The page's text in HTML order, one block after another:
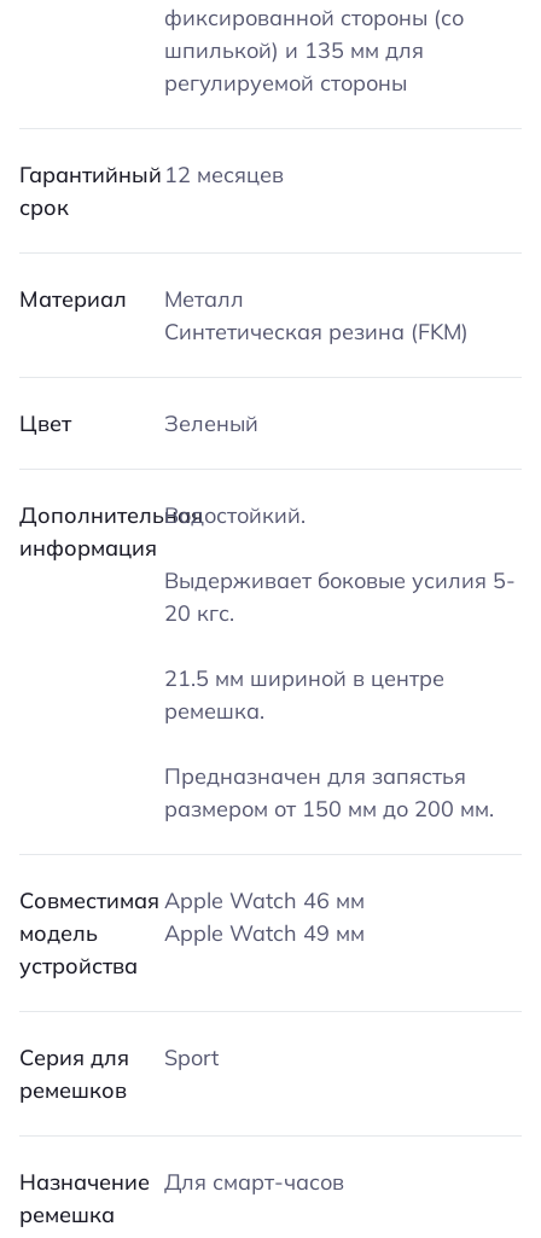
фиксированной стороны (со
шпилькой) и 135 мм для
регулируемой стороны
Гарантийный
срок
12 месяцев
Материал
Металл
Синтетическая резина (FKM)
Цвет Зеленый
Дополнительная
информация
Водостойкий.
Выдерживает боковые усилия 5-
20 кгс.
21.5 мм шириной в центре
ремешка.
Предназначен для запястья
размером от 150 мм до 200 мм.
Совместимая
модель
устройства
Apple Watch 46 мм
Apple Watch 49 мм
Серия для
ремешков
Sport
Назначение
ремешка
Для смарт-часов